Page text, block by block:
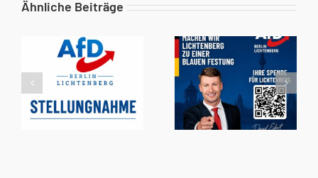
Ähnliche Beiträge